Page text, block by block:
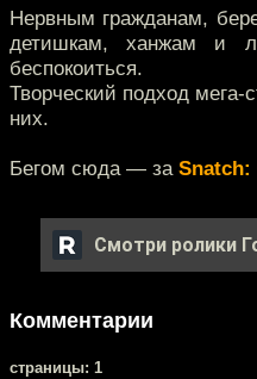
Нервным гражданам,
детишкам, ханжам и
беспокоиться.
Творческий подход
них.
Бегом сюда — за
Смотри ролики
Комментарии
cтраницы: 1